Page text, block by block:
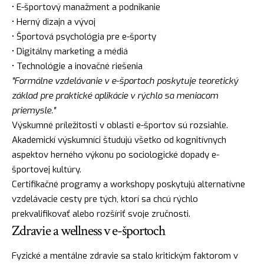
• E-športový manažment a podnikanie
• Herný dizajn a vývoj
• Športová psychológia pre e-športy
• Digitálny marketing a médiá
• Technológie a inovačné riešenia
"Formálne vzdelávanie v e-športoch poskytuje teoretický
základ pre praktické aplikácie v rýchlo sa meniacom
priemysle."
Výskumné príležitosti v oblasti e-športov sú rozsiahle.
Akademickí výskumníci študujú všetko od kognitívnych
aspektov herného výkonu po sociologické dopady e-
športovej kultúry.
Certifikačné programy a workshopy poskytujú alternatívne
vzdelávacie cesty pre tých, ktorí sa chcú rýchlo
prekvalifikovať alebo rozšíriť svoje zručnosti.
Zdravie a wellness v e-športoch
Fyzické a mentálne zdravie sa stalo kritickým faktorom v